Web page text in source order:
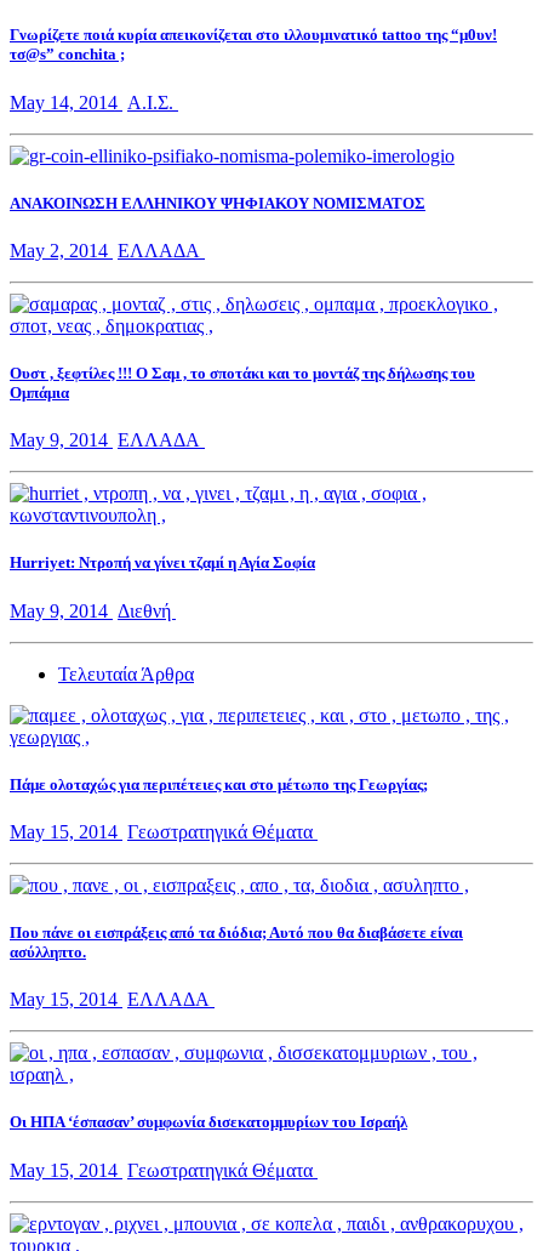
Γνωρίζετε ποιά κυρία απεικονίζεται στο ιλλουμινατικό tattoo της “μ0υν!
τσ@s” conchita ;
May 14, 2014 Α.Ι.Σ.
ΑΝΑΚΟΙΝΩΣΗ ΕΛΛΗΝΙΚΟΥ ΨΗΦΙΑΚΟΥ ΝΟΜΙΣΜΑΤΟΣ
May 2, 2014 ΕΛΛΑΔΑ
Ουστ , ξεφτίλες !!! Ο Σαμ , το σποτάκι και το μοντάζ της δήλωσης του
Ομπάμια
May 9, 2014 ΕΛΛΑΔΑ
Hurriyet: Ντροπή να γίνει τζαμί η Αγία Σοφία
May 9, 2014 Διεθνή
Τελευταία Άρθρα
Πάμε ολοταχώς για περιπέτειες και στο μέτωπο της Γεωργίας;
May 15, 2014 Γεωστρατηγικά Θέματα
Που πάνε οι εισπράξεις από τα διόδια; Αυτό που θα διαβάσετε είναι
ασύλληπτο.
May 15, 2014 ΕΛΛΑΔΑ
Οι ΗΠΑ ‘έσπασαν’ συμφωνία δισεκατομμυρίων του Ισραήλ
May 15, 2014 Γεωστρατηγικά Θέματα